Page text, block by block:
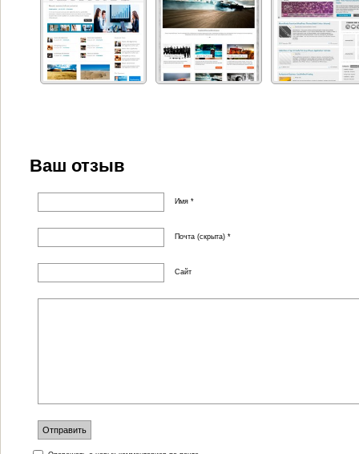
Ваш отзыв
Имя *
Почта (скрыта) *
Сайт